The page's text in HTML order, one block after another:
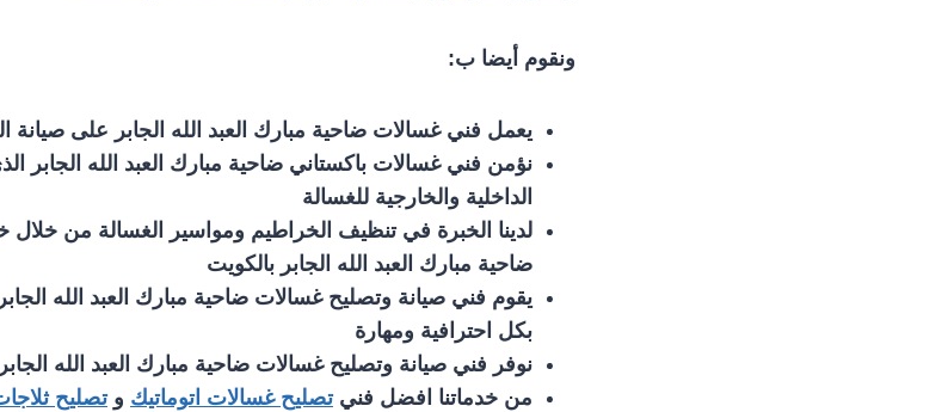
ونقوم أيضا ب:
يعمل فني غسالات ضاحية مبارك العبد الله الجابر على
نؤمن فني غسالات باكستاني ضاحية مبارك العبد الله الجابر
الداخلية والخارجية للغسالة
لدينا الخبرة في تنظيف الخراطيم ومواسير الغسالة من
ضاحية مبارك العبد الله الجابر بالكويت
يقوم فني صيانة وتصليح غسالات ضاحية مبارك العبد الله الجابر
بكل احترافية ومهارة
نوفر فني صيانة وتصليح غسالات ضاحية مبارك العبد الله
من خدماتنا افضل فنيتصليح غسالات اتوماتيك وتصليح